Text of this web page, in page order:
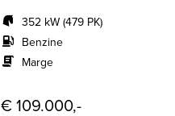
352 kW (479 PK)
Benzine
Marge
€ 109.000,-